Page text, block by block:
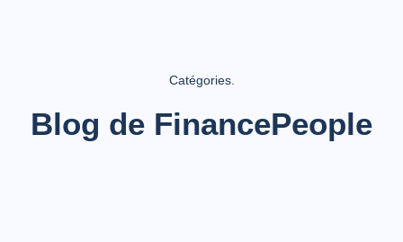
Catégories.
Blog de FinancePeople